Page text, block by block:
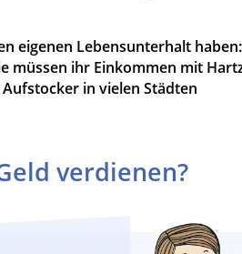
eigenen Lebensunterhalt haben:
müssen ihr Einkommen mit
in vielen Städten
verdienen?